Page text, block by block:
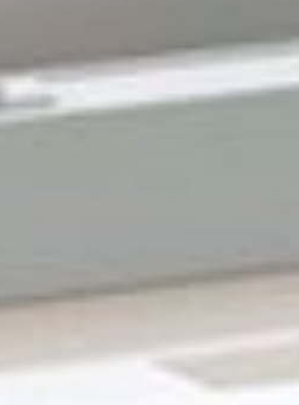
Gewerbeflächen